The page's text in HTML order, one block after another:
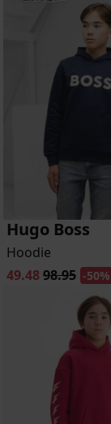
Hugo Boss
Hoodie
49.4898.95 -50%